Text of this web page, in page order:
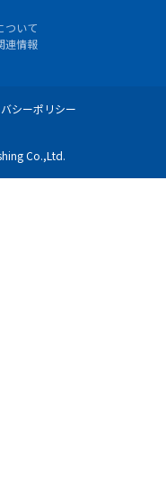
ついて
連情報
シーポリシー
Co.,Ltd.